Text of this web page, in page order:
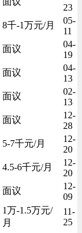
23
8千-1万元/月
05-
11
面议
04-
19
面议
04-
13
面议
02-
13
面议
12-
28
5-7千元/月
12-
20
4.5-6千元/月
12-
20
面议
12-
09
1万-1.5万元/
月
11-
25